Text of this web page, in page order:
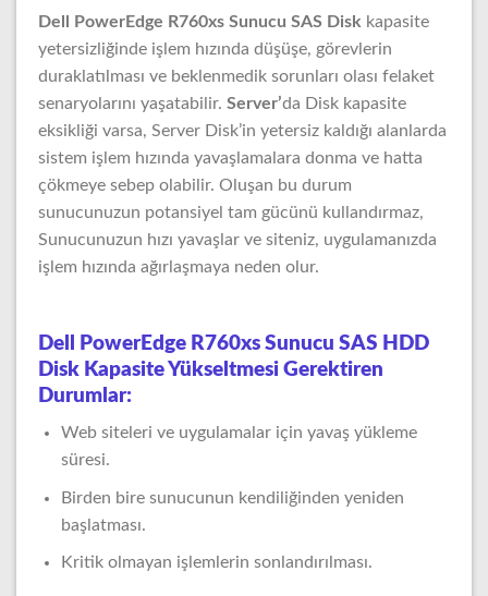
Dell PowerEdge R760xs Sunucu SAS Disk kapasite
yetersizliğinde işlem hızında düşüşe, görevlerin
duraklatılması ve beklenmedik sorunları olası felaket
senaryolarını yaşatabilir. Server’da Disk kapasite
eksikliği varsa, Server Disk’in yetersiz kaldığı alanlarda
sistem işlem hızında yavaşlamalara donma ve hatta
çökmeye sebep olabilir. Oluşan bu durum
sunucunuzun potansiyel tam gücünü kullandırmaz,
Sunucunuzun hızı yavaşlar ve siteniz, uygulamanızda
işlem hızında ağırlaşmaya neden olur.
Dell PowerEdge R760xs Sunucu SAS HDD
Disk Kapasite Yükseltmesi Gerektiren
Durumlar:
Web siteleri ve uygulamalar için yavaş yükleme
süresi.
Birden bire sunucunun kendiliğinden yeniden
başlatması.
Kritik olmayan işlemlerin sonlandırılması.